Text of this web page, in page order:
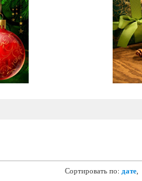
Сортировать по: дате